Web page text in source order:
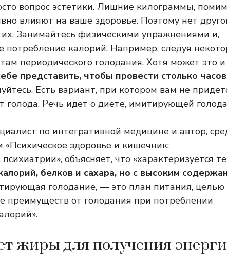
вопрос эстетики. Лишние килограммы,
влияют на ваше здоровье. Поэтому нет
Занимайтесь физическими упражнениями и,
потребление калорий. Например, следуя
периодического голодания. Хотя может это
представить, чтобы провести столько часов
Есть вариант, при котором вам не
голода. Речь идет о диете, имитирующей
по интегративной медицине и автор,
«Психическое здоровье и кишечник:
объясняет, что «характеризуется
белков и сахара, но с высоким
голодание, — это план питания, целью
преимуществ от голодания при потреблении
жиры для получения